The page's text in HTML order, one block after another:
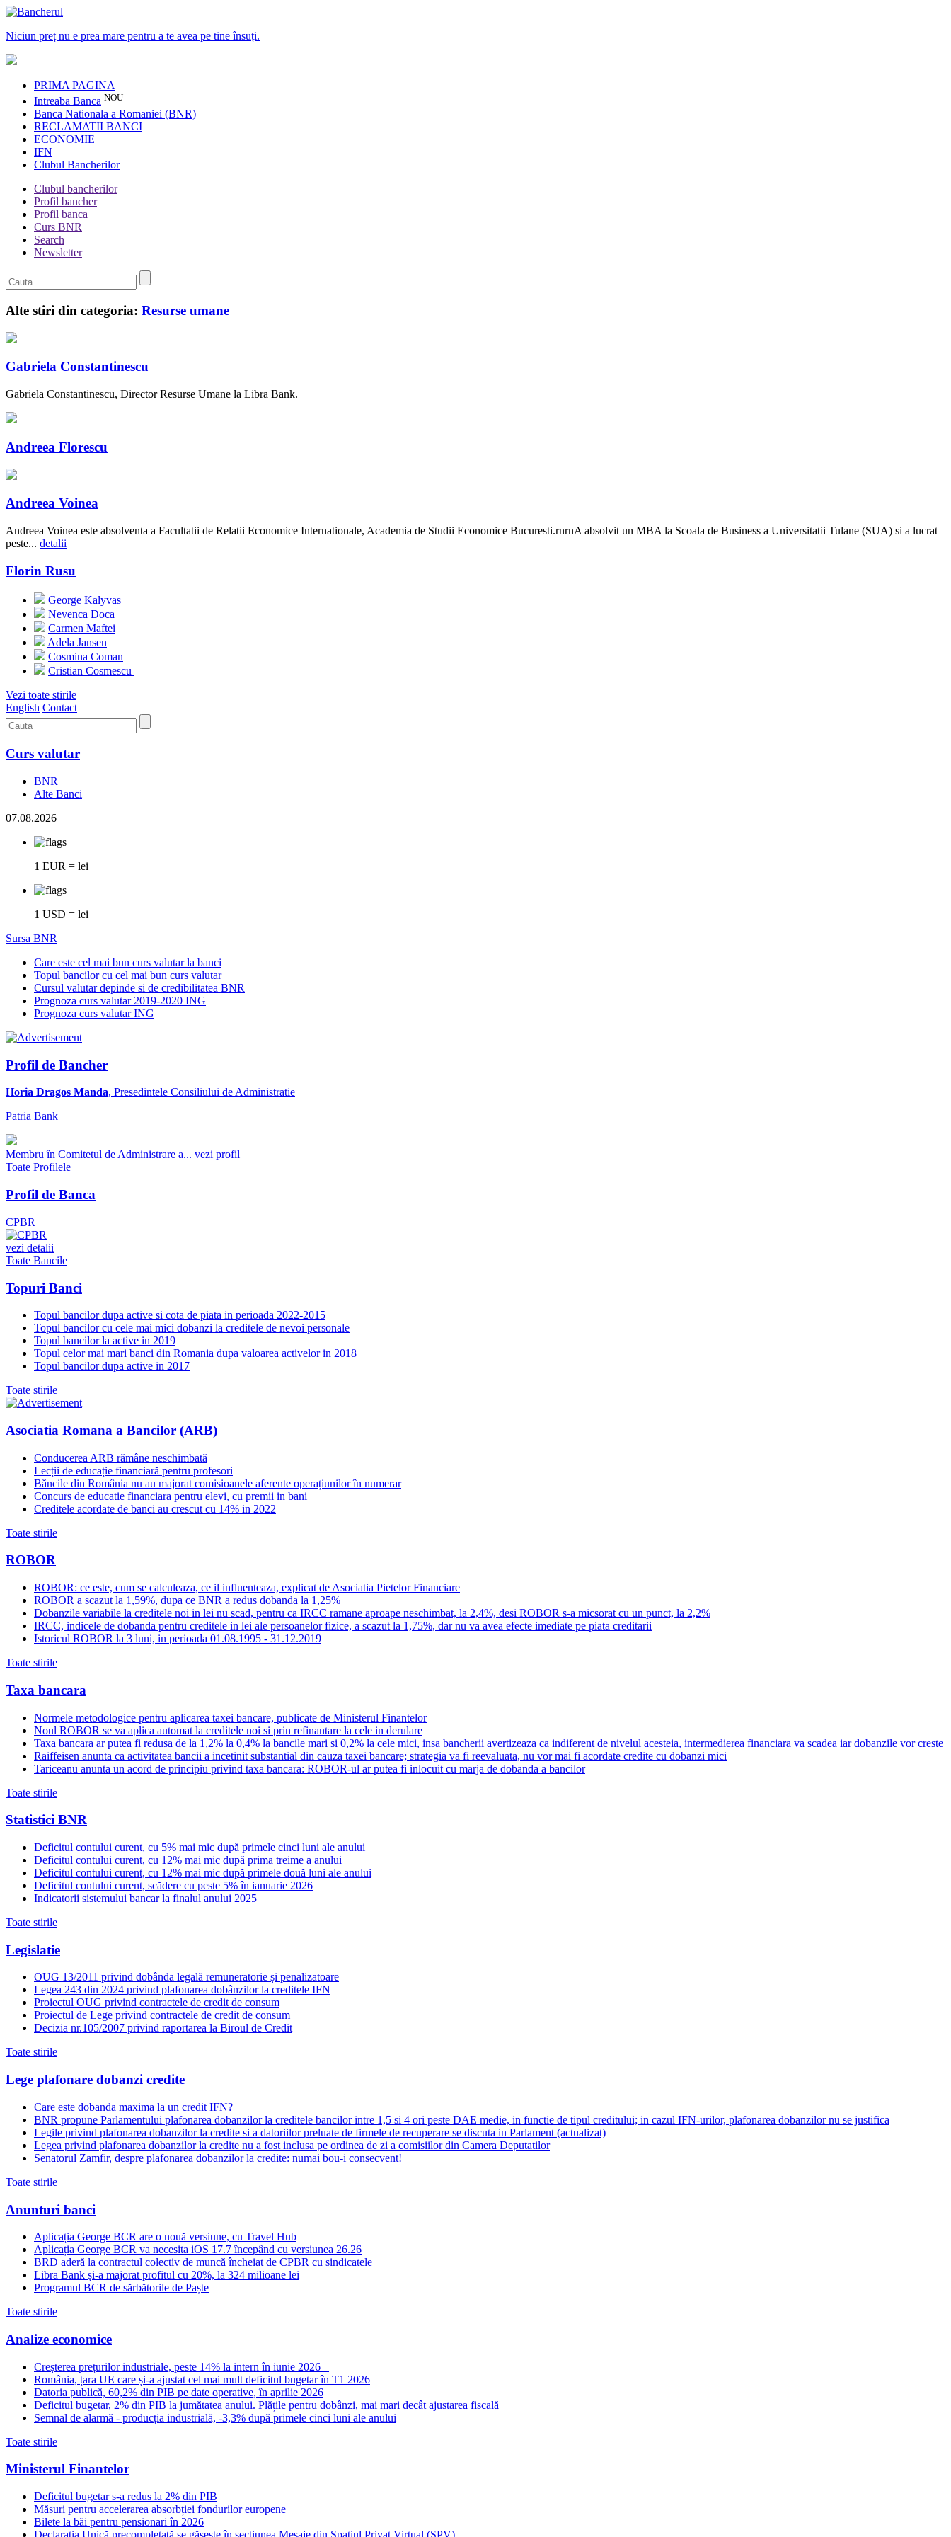
Niciun preț nu e prea mare pentru a te avea pe tine însuți.
PRIMA PAGINA
Intreaba Banca NOU
Banca Nationala a Romaniei (BNR)
RECLAMATII BANCI
ECONOMIE
IFN
Clubul Bancherilor
Clubul bancherilor
Profil bancher
Profil banca
Curs BNR
Search
Newsletter
Alte stiri din categoria: Resurse umane
Gabriela Constantinescu
Gabriela Constantinescu, Director Resurse Umane la Libra Bank.
Andreea Florescu
Andreea Voinea
Andreea Voinea este absolventa a Facultatii de Relatii Economice Internationale, Academia de Studii Economice Bucuresti.rnrnA absolvit un MBA la Scoala de Business a Universitatii Tulane (SUA) si a lucrat
peste... detalii
Florin Rusu
George Kalyvas
Nevenca Doca
Carmen Maftei
Adela Jansen
Cosmina Coman
Cristian Cosmescu
Vezi toate stirile
English Contact
Curs valutar
BNR
Alte Banci
07.08.2026
1 EUR = lei
1 USD = lei
Sursa BNR
Care este cel mai bun curs valutar la banci
Topul bancilor cu cel mai bun curs valutar
Cursul valutar depinde si de credibilitatea BNR
Prognoza curs valutar 2019-2020 ING
Prognoza curs valutar ING
Profil de Bancher
Horia Dragos Manda, Presedintele Consiliului de Administratie
Patria Bank
Membru în Comitetul de Administrare a... vezi profil
Toate Profilele
Profil de Banca
CPBR
vezi detalii
Toate Bancile
Topuri Banci
Topul bancilor dupa active si cota de piata in perioada 2022-2015
Topul bancilor cu cele mai mici dobanzi la creditele de nevoi personale
Topul bancilor la active in 2019
Topul celor mai mari banci din Romania dupa valoarea activelor in 2018
Topul bancilor dupa active in 2017
Toate stirile
Asociatia Romana a Bancilor (ARB)
Conducerea ARB rămâne neschimbată
Lecții de educație financiară pentru profesori
Băncile din România nu au majorat comisioanele aferente operațiunilor în numerar
Concurs de educatie financiara pentru elevi, cu premii in bani
Creditele acordate de banci au crescut cu 14% in 2022
Toate stirile
ROBOR
ROBOR: ce este, cum se calculeaza, ce il influenteaza, explicat de Asociatia Pietelor Financiare
ROBOR a scazut la 1,59%, dupa ce BNR a redus dobanda la 1,25%
Dobanzile variabile la creditele noi in lei nu scad, pentru ca IRCC ramane aproape neschimbat, la 2,4%, desi ROBOR s-a micsorat cu un punct, la 2,2%
IRCC, indicele de dobanda pentru creditele in lei ale persoanelor fizice, a scazut la 1,75%, dar nu va avea efecte imediate pe piata creditarii
Istoricul ROBOR la 3 luni, in perioada 01.08.1995 - 31.12.2019
Toate stirile
Taxa bancara
Normele metodologice pentru aplicarea taxei bancare, publicate de Ministerul Finantelor
Noul ROBOR se va aplica automat la creditele noi si prin refinantare la cele in derulare
Taxa bancara ar putea fi redusa de la 1,2% la 0,4% la bancile mari si 0,2% la cele mici, insa bancherii avertizeaza ca indiferent de nivelul acesteia, intermedierea financiara va scadea iar dobanzile vor creste
Raiffeisen anunta ca activitatea bancii a incetinit substantial din cauza taxei bancare; strategia va fi reevaluata, nu vor mai fi acordate credite cu dobanzi mici
Tariceanu anunta un acord de principiu privind taxa bancara: ROBOR-ul ar putea fi inlocuit cu marja de dobanda a bancilor
Toate stirile
Statistici BNR
Deficitul contului curent, cu 5% mai mic după primele cinci luni ale anului
Deficitul contului curent, cu 12% mai mic după prima treime a anului
Deficitul contului curent, cu 12% mai mic după primele două luni ale anului
Deficitul contului curent, scădere cu peste 5% în ianuarie 2026
Indicatorii sistemului bancar la finalul anului 2025
Toate stirile
Legislatie
OUG 13/2011 privind dobânda legală remuneratorie și penalizatoare
Legea 243 din 2024 privind plafonarea dobânzilor la creditele IFN
Proiectul OUG privind contractele de credit de consum
Proiectul de Lege privind contractele de credit de consum
Decizia nr.105/2007 privind raportarea la Biroul de Credit
Toate stirile
Lege plafonare dobanzi credite
Care este dobanda maxima la un credit IFN?
BNR propune Parlamentului plafonarea dobanzilor la creditele bancilor intre 1,5 si 4 ori peste DAE medie, in functie de tipul creditului; in cazul IFN-urilor, plafonarea dobanzilor nu se justifica
Legile privind plafonarea dobanzilor la credite si a datoriilor preluate de firmele de recuperare se discuta in Parlament (actualizat)
Legea privind plafonarea dobanzilor la credite nu a fost inclusa pe ordinea de zi a comisiilor din Camera Deputatilor
Senatorul Zamfir, despre plafonarea dobanzilor la credite: numai bou-i consecvent!
Toate stirile
Anunturi banci
Aplicația George BCR are o nouă versiune, cu Travel Hub
Aplicația George BCR va necesita iOS 17.7 începând cu versiunea 26.26
BRD aderă la contractul colectiv de muncă încheiat de CPBR cu sindicatele
Libra Bank și-a majorat profitul cu 20%, la 324 milioane lei
Programul BCR de sărbătorile de Paște
Toate stirile
Analize economice
Creșterea prețurilor industriale, peste 14% la intern în iunie 2026
România, țara UE care și-a ajustat cel mai mult deficitul bugetar în T1 2026
Datoria publică, 60,2% din PIB pe date operative, în aprilie 2026
Deficitul bugetar, 2% din PIB la jumătatea anului. Plățile pentru dobânzi, mai mari decât ajustarea fiscală
Semnal de alarmă - producția industrială, -3,3% după primele cinci luni ale anului
Toate stirile
Ministerul Finantelor
Deficitul bugetar s-a redus la 2% din PIB
Măsuri pentru accelerarea absorbției fondurilor europene
Bilete la băi pentru pensionari în 2026